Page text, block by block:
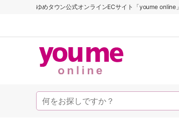
ゆめタウン公式オンラインECサイト「youme online」